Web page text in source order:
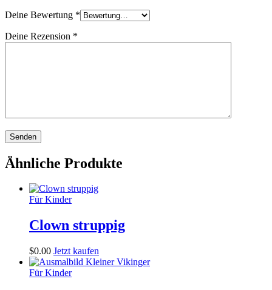
Deine Bewertung *
Deine Rezension *
Ähnliche Produkte
Für Kinder
Clown struppig
$0.00 Jetzt kaufen
Für Kinder